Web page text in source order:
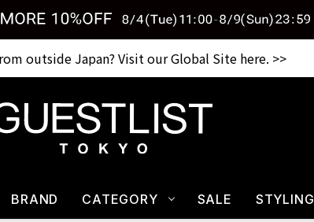
円以上ご購入で送料無料 CHECK IT>>
outside Japan? Visit our Global Site here. >>
BRAND CATEGORY SALE STYLING